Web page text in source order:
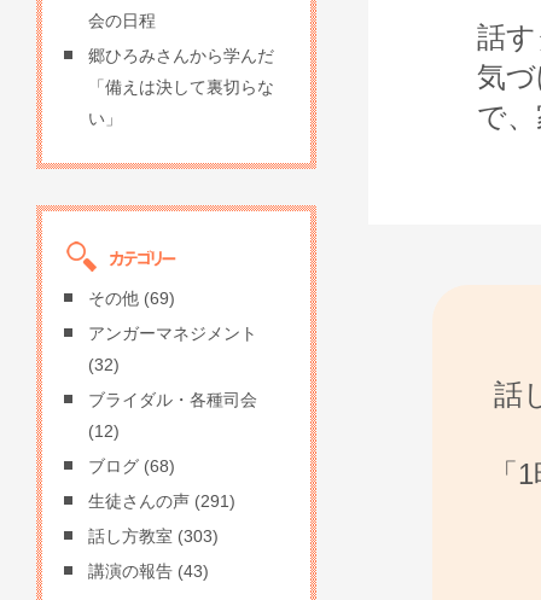
話
気
で
話
「
会の日程
郷ひろみさんから学んだ
「備えは決して裏切らな
い」
その他 (69)
アンガーマネジメント
(32)
ブライダル・各種司会
(12)
ブログ (68)
生徒さんの声 (291)
話し方教室 (303)
講演の報告 (43)